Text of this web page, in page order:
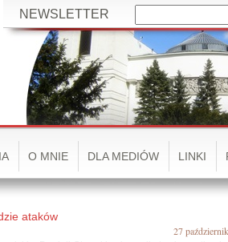
NEWSLETTER
O MNIE DLA MEDIÓW LINKI
ataków
27